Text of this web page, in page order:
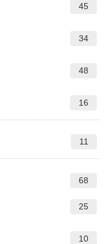
45
34
48
16
11
68
25
10